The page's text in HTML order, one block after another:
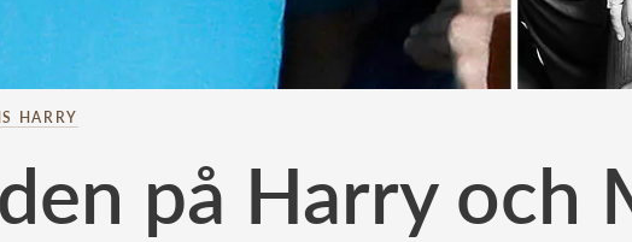
HARRY
på Harry och